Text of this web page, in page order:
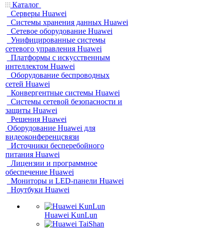
Каталог
Серверы Huawei
Системы хранения данных Huawei
Сетевое оборудование Huawei
Унифицированные системы
сетевого управления Huawei
Платформы с искусственным
интеллектом Huawei
Оборудование беспроводных
сетей Huawei
Конвергентные системы Huawei
Системы сетевой безопасности и
защиты Huawei
Решения Huawei
Оборудование Huawei для
видеоконференцсвязи
Источники бесперебойного
питания Huawei
Лицензии и программное
обеспечение Huawei
Мониторы и LED-панели Huawei
Ноутбуки Huawei
Huawei KunLun